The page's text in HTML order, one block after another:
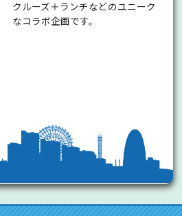
クルーズ＋ランチなどのユニーク
なコラボ企画です。